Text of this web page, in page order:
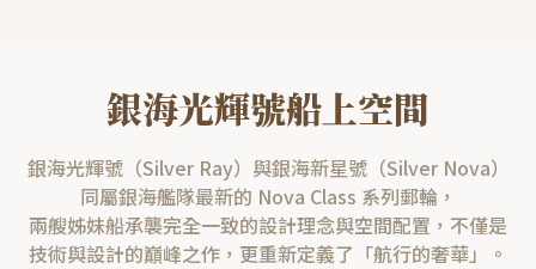
銀海光輝號船上空間
銀海光輝號（Silver Ray）與銀海新星號（Silver Nova）
同屬銀海艦隊最新的 Nova Class 系列郵輪，
兩艘姊妹船承襲完全一致的設計理念與空間配置，不僅是
技術與設計的巔峰之作，更重新定義了「航行的奢華」。